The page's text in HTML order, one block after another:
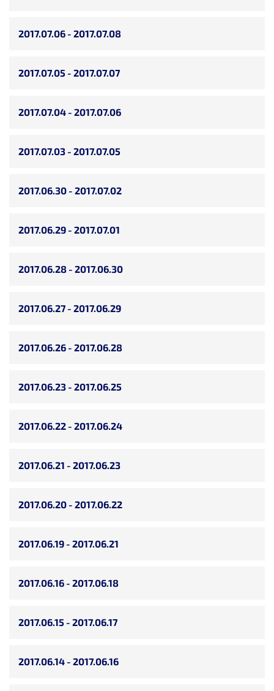
2017.06.14 - 2017.06.16
2017.06.15 - 2017.06.17
2017.06.16 - 2017.06.18
2017.06.19 - 2017.06.21
2017.06.20 - 2017.06.22
2017.06.21 - 2017.06.23
2017.06.22 - 2017.06.24
2017.06.23 - 2017.06.25
2017.06.26 - 2017.06.28
2017.06.27 - 2017.06.29
2017.06.28 - 2017.06.30
2017.06.29 - 2017.07.01
2017.06.30 - 2017.07.02
2017.07.03 - 2017.07.05
2017.07.04 - 2017.07.06
2017.07.05 - 2017.07.07
2017.07.06 - 2017.07.08